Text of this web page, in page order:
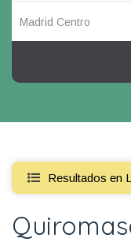
Madrid Centro
Resultados en